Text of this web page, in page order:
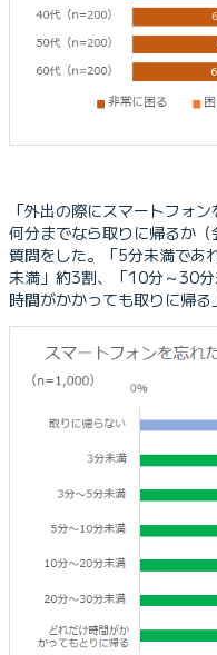
「外出の際にスマートフォ
何分までなら取りに帰るか（
質問をした。「5分未満であ
未満」約3割、「10分～30
時間がかかっても取りに帰る